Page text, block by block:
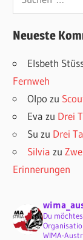
nach:
Neueste
Elsbeth
Fernweh
Olpo zu
Eva zu Drei
Su zu Drei
Silvia zu
Erinnerungen
Du
WIMA-